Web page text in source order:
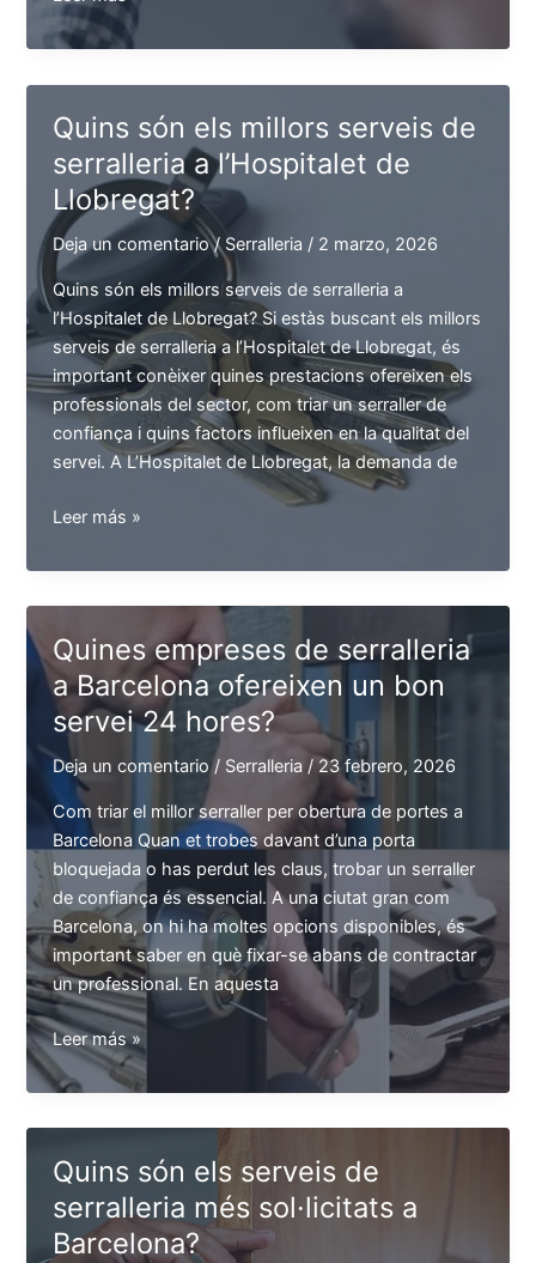
empreses
ofereixen
els
de
serralleria
més
complets
a
Barcelona?
Quins són els millors serveis de
serralleria a l’Hospitalet de
Llobregat?
Deja un comentario /Serralleria / 2 marzo, 2026
Quins són els millors serveis de serralleria a
l’Hospitalet de Llobregat? Si estàs buscant els millors
serveis de serralleria a l’Hospitalet de Llobregat, és
important conèixer quines prestacions ofereixen els
professionals del sector, com triar un serraller de
confiança i quins factors influeixen en la qualitat del
servei. A L’Hospitalet de Llobregat, la demanda de
Quins
els
millors
de
serralleria
a
de
Llobregat?
Leer más »
Quines empreses de serralleria
a Barcelona ofereixen un bon
servei 24 hores?
Deja un comentario / Serralleria /23 febrero, 2026
Com triar el millor serraller per obertura de portes a
Barcelona Quan et trobes davant d’una porta
bloquejada o has perdut les claus, trobar un serraller
de confiança és essencial. A una ciutat gran com
Barcelona, on hi ha moltes opcions disponibles, és
important saber en què fixar-se abans de contractar
un professional. En aquesta
Quines
empreses
de
serralleria
Barcelona
ofereixen
un
Leer más »
Quins són els serveis de
serralleria més sol·licitats a
Barcelona?